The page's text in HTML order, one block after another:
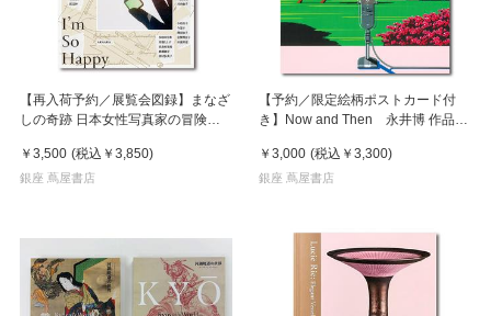
【再入荷予約／展覧会図録】まなざ
しの奇跡 日本女性写真家の冒険
￥3,500 (税込 ￥3,850)
銀座 蔦屋書店
【予約／限定絵柄ポストカード付
き】Now and Then 永井博 作品
￥3,000 (税込 ￥3,300)
銀座 蔦屋書店